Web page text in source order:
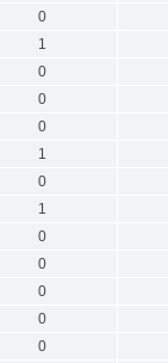
0
1
0
0
0
1
0
1
0
0
0
0
0